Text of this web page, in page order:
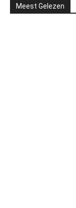
Meest Gelezen